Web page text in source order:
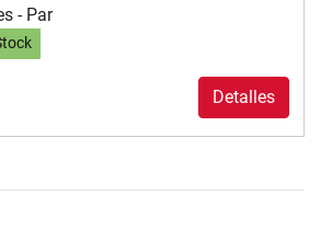
- Par
Detalles